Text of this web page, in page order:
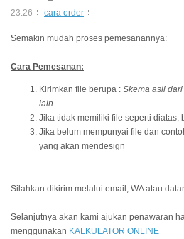
23.26 cara order
Semakin mudah proses pemesanannya:
Cara Pemesanan:
Kirimkan file berupa : Skema asli
lain
Jika tidak memiliki file seperti
Jika belum mempunyai file dan
yang akan mendesign
Silahkan dikirim melalui email, WA atau
Selanjutnya akan kami ajukan penawaran
menggunakan KALKULATOR ONLINE